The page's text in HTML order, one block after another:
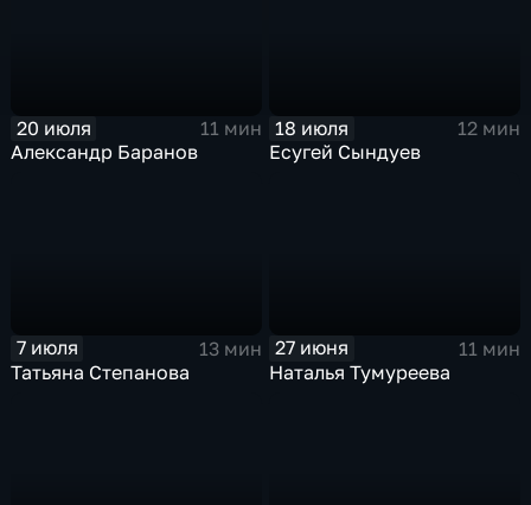
20 июля
11 мин
Александр Баранов
18 июля
12 мин
Есугей Сындуев
7 июля
13 мин
Татьяна Степанова
27 июня
11 мин
Наталья Тумуреева